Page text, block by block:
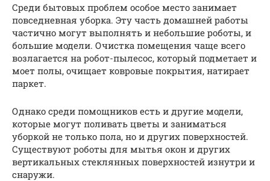
Среди бытовых проблем особое место занимает
повседневная уборка. Эту часть домашней работы
частично могут выполнять и небольшие роботы, и
большие модели. Очистка помещения чаще всего
возлагается на робот-пылесос, который подметает и
моет полы, очищает ковровые покрытия, натирает
паркет.
Однако среди помощников есть и другие модели,
которые могут поливать цветы и заниматься
уборкой не только пола, но и других поверхностей.
Существуют роботы для мытья окон и других
вертикальных стеклянных поверхностей изнутри и
снаружи.